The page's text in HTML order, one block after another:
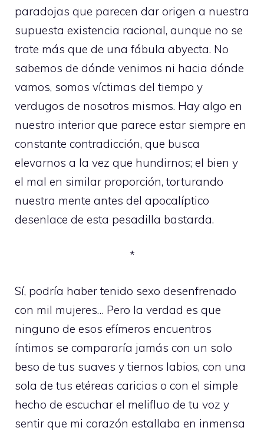
paradojas que parecen dar origen a nuestra
supuesta existencia racional, aunque no se
trate más que de una fábula abyecta. No
sabemos de dónde venimos ni hacia dónde
vamos, somos víctimas del tiempo y
verdugos de nosotros mismos. Hay algo en
nuestro interior que parece estar siempre en
constante contradicción, que busca
elevarnos a la vez que hundirnos; el bien y
el mal en similar proporción, torturando
nuestra mente antes del apocalíptico
desenlace de esta pesadilla bastarda.
*
Sí, podría haber tenido sexo desenfrenado
con mil mujeres… Pero la verdad es que
ninguno de esos efímeros encuentros
íntimos se compararía jamás con un solo
beso de tus suaves y tiernos labios, con una
sola de tus etéreas caricias o con el simple
hecho de escuchar el melifluo de tu voz y
sentir que mi corazón estallaba en inmensa